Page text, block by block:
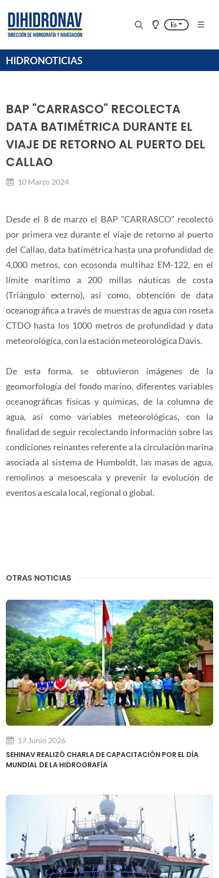
Es
HIDRONOTICIAS
BAP "CARRASCO" RECOLECTA
DATA BATIMÉTRICA DURANTE EL
VIAJE DE RETORNO AL PUERTO DEL
CALLAO
10 Marzo 2024
Desde el 8 de marzo el BAP "CARRASCO" recolectó
por primera vez durante el viaje de retorno al puerto
del Callao, data batimétrica hasta una profundidad de
4,000 metros, con ecosonda multihaz EM-122, en el
límite marítimo a 200 millas náuticas de costa
(Triángulo externo), así como, obtención de data
oceanográfica a través de muestras de agua con roseta
CTDO hasta los 1000 metros de profundidad y data
meteorológica, con la estación meteorológica Davis.
De esta forma, se obtuvieron imágenes de la
geomorfología del fondo marino, diferentes variables
oceanográficas físicas y químicas, de la columna de
agua, así como variables meteorológicas, con la
finalidad de seguir recolectando información sobre las
condiciones reinantes referente a la circulación marina
asociada al sistema de Humboldt, las masas de agua,
remolinos a mesoescala y prevenir la evolución de
eventos a escala local, regional o global.
OTRAS NOTICIAS
17 Junio 2026
SEHINAV REALIZÓ CHARLA DE CAPACITACIÓN POR EL DÍA
MUNDIAL DE LA HIDROGRAFÍA